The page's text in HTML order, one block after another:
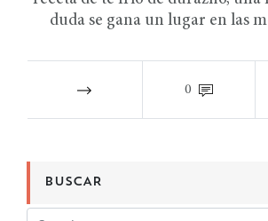
duda se gana un lugar en las
0
BUSCAR